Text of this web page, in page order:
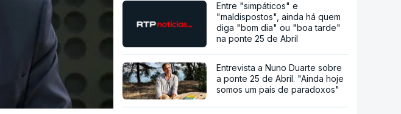
Entre "simpáticos" e
"maldispostos", ainda há quem
diga "bom dia" ou "boa tarde"
na ponte 25 de Abril
Entrevista a Nuno Duarte sobre
a ponte 25 de Abril. "Ainda hoje
somos um país de paradoxos"